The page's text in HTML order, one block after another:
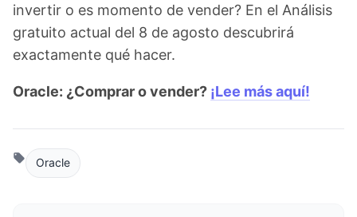
invertir o es momento de vender? En el Análisis
gratuito actual del 8 de agosto descubrirá
exactamente qué hacer.
Oracle: ¿Comprar o vender? ¡Lee más aquí!
Oracle